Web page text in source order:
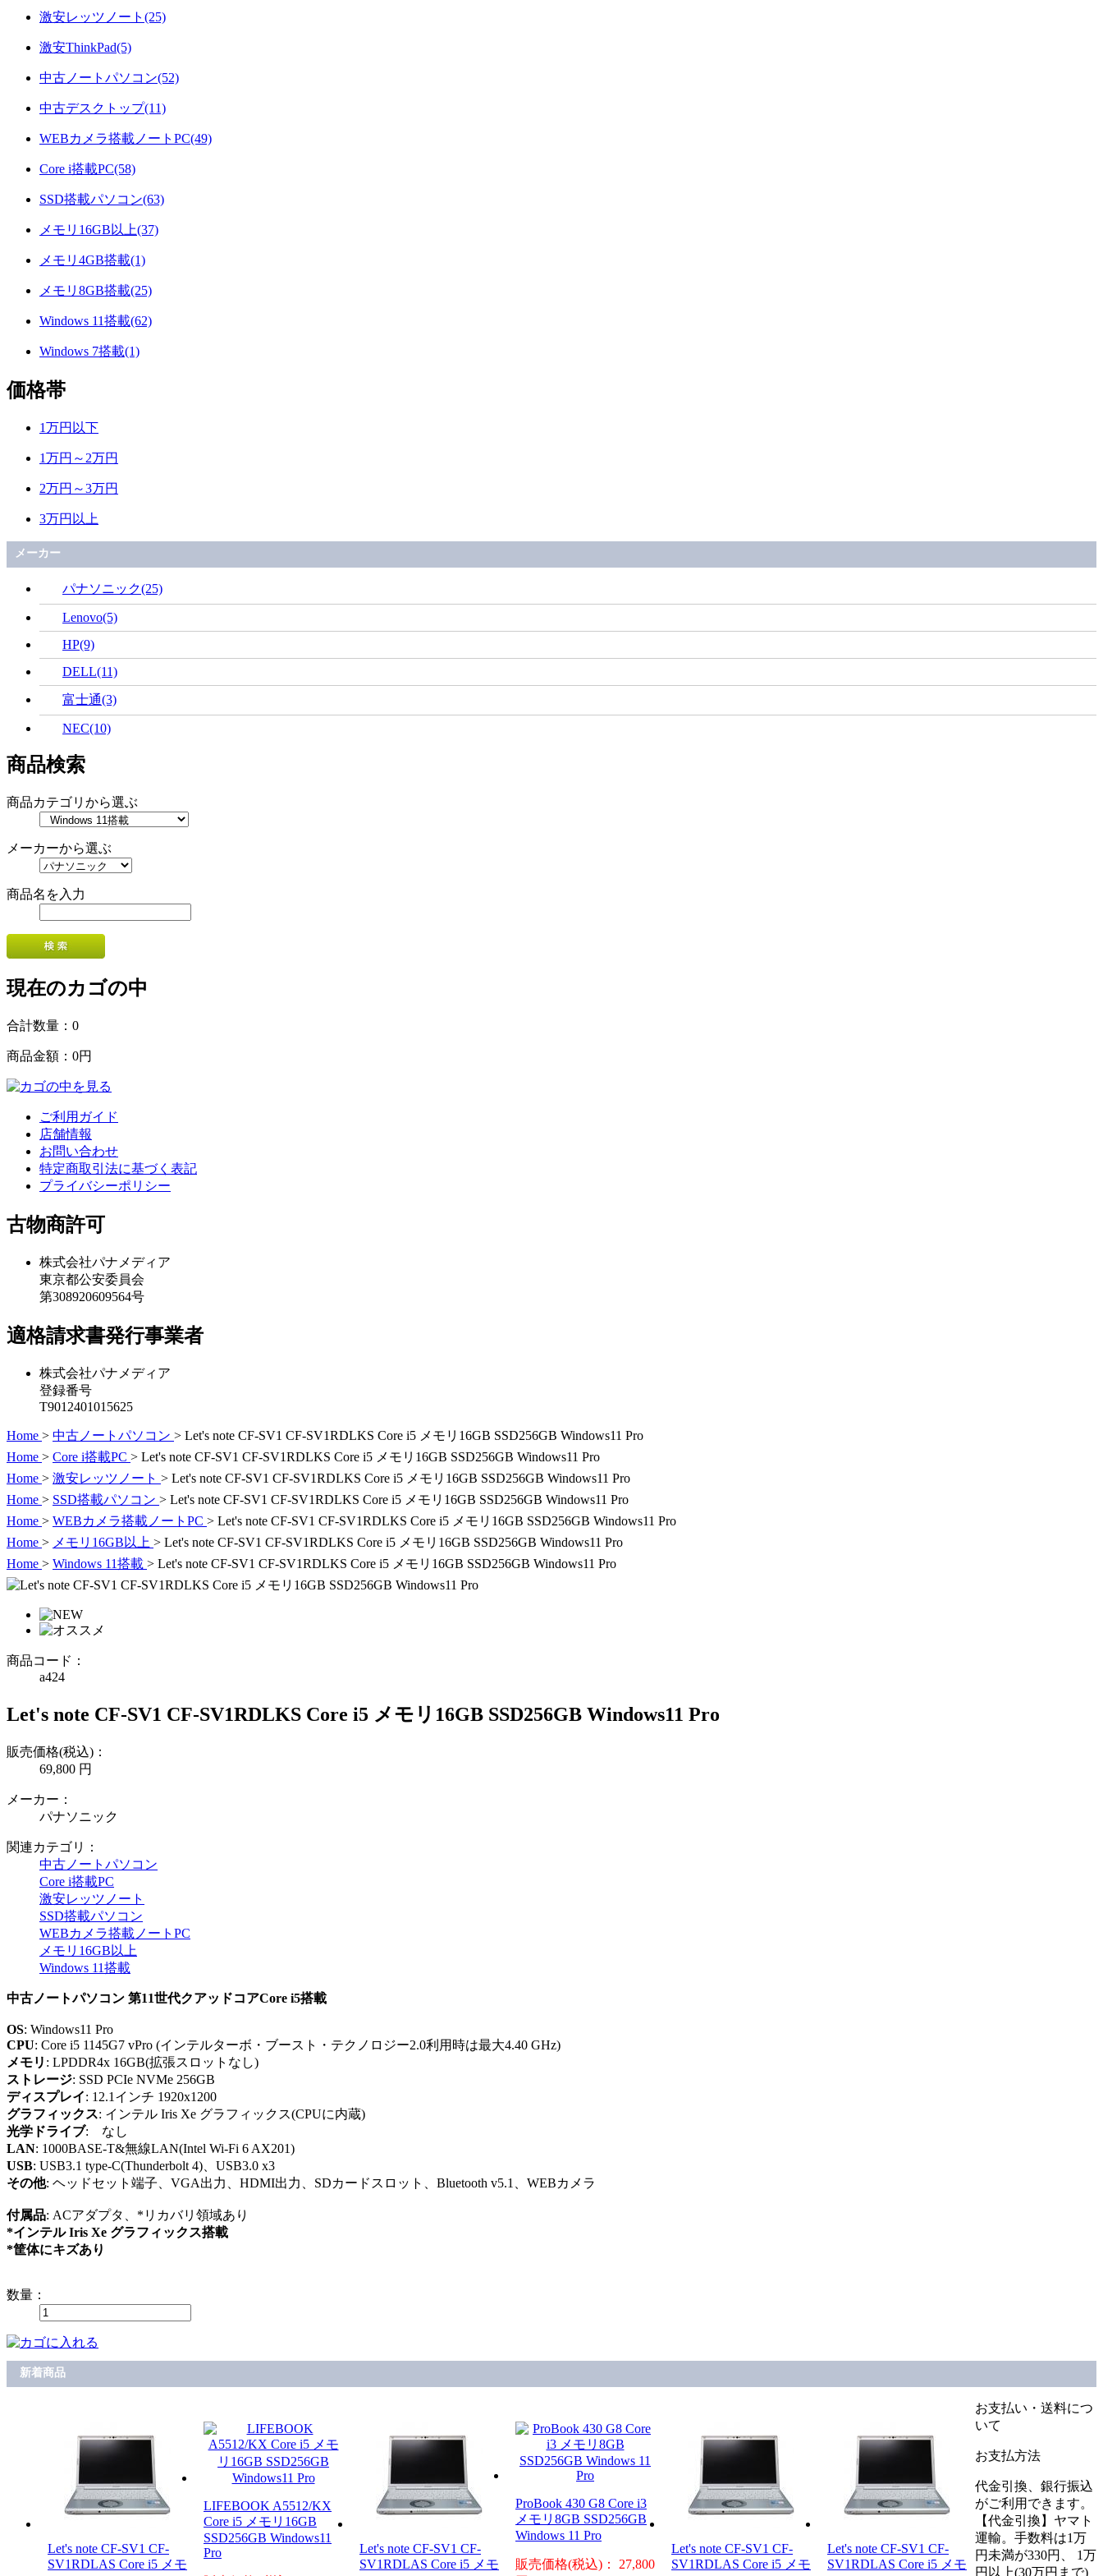
激安レッツノート(25)
激安ThinkPad(5)
中古ノートパソコン(52)
中古デスクトップ(11)
WEBカメラ搭載ノートPC(49)
Core i搭載PC(58)
SSD搭載パソコン(63)
メモリ16GB以上(37)
メモリ4GB搭載(1)
メモリ8GB搭載(25)
Windows 11搭載(62)
Windows 7搭載(1)
価格帯
1万円以下
1万円～2万円
2万円～3万円
3万円以上
メーカー
パナソニック(25)
Lenovo(5)
HP(9)
DELL(11)
富士通(3)
NEC(10)
商品検索
商品カテゴリから選ぶ
メーカーから選ぶ
商品名を入力
現在のカゴの中
合計数量： 0
商品金額： 0円
ご利用ガイド
店舗情報
お問い合わせ
特定商取引法に基づく表記
プライバシーポリシー
古物商許可
株式会社パナメディア
東京都公安委員会
第308920609564号
適格請求書発行事業者
株式会社パナメディア
登録番号
T9012401015625
Home > 中古ノートパソコン > Let's note CF-SV1 CF-SV1RDLKS Core i5 メモリ16GB SSD256GB Windows11 Pro
Home > Core i搭載PC > Let's note CF-SV1 CF-SV1RDLKS Core i5 メモリ16GB SSD256GB Windows11 Pro
Home > 激安レッツノート > Let's note CF-SV1 CF-SV1RDLKS Core i5 メモリ16GB SSD256GB Windows11 Pro
Home > SSD搭載パソコン > Let's note CF-SV1 CF-SV1RDLKS Core i5 メモリ16GB SSD256GB Windows11 Pro
Home > WEBカメラ搭載ノートPC > Let's note CF-SV1 CF-SV1RDLKS Core i5 メモリ16GB SSD256GB Windows11 Pro
Home > メモリ16GB以上 > Let's note CF-SV1 CF-SV1RDLKS Core i5 メモリ16GB SSD256GB Windows11 Pro
Home > Windows 11搭載 > Let's note CF-SV1 CF-SV1RDLKS Core i5 メモリ16GB SSD256GB Windows11 Pro
商品コード：
a424
Let's note CF-SV1 CF-SV1RDLKS Core i5 メモリ16GB SSD256GB Windows11 Pro
販売価格(税込)：
69,800 円
メーカー：
パナソニック
関連カテゴリ：
中古ノートパソコン
Core i搭載PC
激安レッツノート
SSD搭載パソコン
WEBカメラ搭載ノートPC
メモリ16GB以上
Windows 11搭載
中古ノートパソコン 第11世代クアッドコアCore i5搭載
OS: Windows11 Pro
CPU: Core i5 1145G7 vPro (インテルターボ・ブースト・テクノロジー2.0利用時は最大4.40 GHz)
メモリ : LPDDR4x 16GB(拡張スロットなし)
ストレージ: SSD PCIe NVMe 256GB
ディスプレイ: 12.1インチ 1920x1200
グラフィックス: インテル Iris Xe グラフィックス(CPUに内蔵)
光学ドライブ: なし
LAN: 1000BASE-T&無線LAN(Intel Wi-Fi 6 AX201)
USB: USB3.1 type-C(Thunderbolt 4)、USB3.0 x3
その他: ヘッドセット端子、VGA出力、HDMI出力、SDカードスロット、Bluetooth v5.1、WEBカメラ
付属品: ACアダプタ、*リカバリ領域あり
*インテル Iris Xe グラフィックス搭載
*筐体にキズあり
数量：
新着商品
Let's note CF-SV1 CF-
SV1RDLAS Core i5 メモ
LIFEBOOK A5512/KX
Core i5 メモリ16GB
SSD256GB Windows11
Pro
Let's note CF-SV1 CF-
SV1RDLAS Core i5 メモ
ProBook 430 G8 Core i3
メモリ8GB SSD256GB
Windows 11 Pro
販売価格(税込)： 27,800
Let's note CF-SV1 CF-
SV1RDLAS Core i5 メモ
Let's note CF-SV1 CF-
SV1RDLAS Core i5 メモ
お支払い・送料につ
いて
お支払方法
代金引換、銀行振込
がご利用できます。
【代金引換】ヤマト
運輸。手数料は1万
円未満が330円、 1万
円以上(30万円まで)